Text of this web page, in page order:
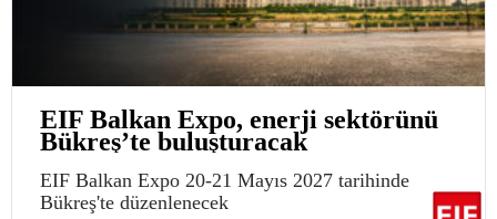
EIF Balkan Expo, enerji sektörünü
Bükreş’te buluşturacak
EIF Balkan Expo 20-21 Mayıs 2027 tarihinde
Bükreş'te düzenlenecek